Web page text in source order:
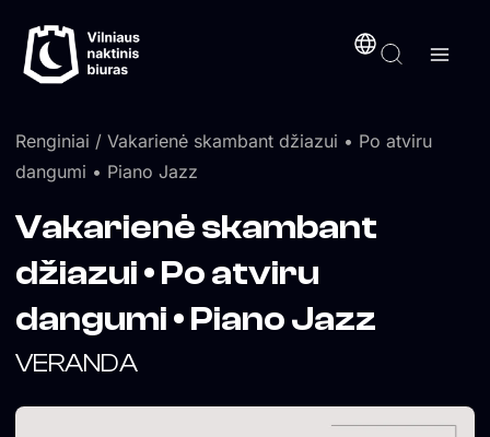
prie
turinio
Renginiai / Vakarienė skambant džiazui • Po atviru
dangumi • Piano Jazz
Vakarienė skambant
džiazui • Po atviru
dangumi • Piano Jazz
VERANDA